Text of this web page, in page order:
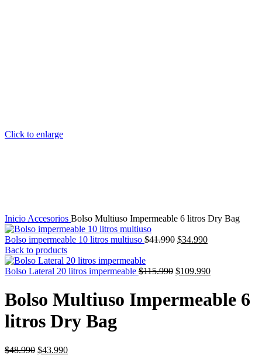
Click to enlarge
Inicio Accesorios Bolso Multiuso Impermeable 6 litros Dry Bag
Bolso impermeable 10 litros multiuso $41.990 El
era:
$34.990El
es:
Back to products
Bolso Lateral 20 litros impermeable $115.990 El
era:
$109.990El
actual
es:
Bolso Multiuso Impermeable 6
litros Dry Bag
$48.990 El
$43.990El